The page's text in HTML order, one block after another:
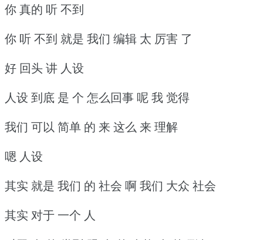
你 真的 听 不到
你 听 不到 就是 我们 编辑 太 厉害 了
好 回头 讲 人设
人设 到底 是 个 怎么回事 呢 我 觉得
我们 可以 简单 的 来 这么 来 理解
嗯 人设
其实 就是 我们 的 社会 啊 我们 大众 社会
其实 对于 一个 人